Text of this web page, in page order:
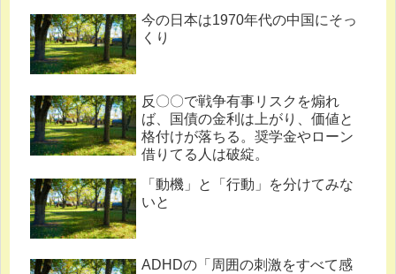
今の日本は1970年代の中国にそっ
くり
反〇〇で戦争有事リスクを煽れ
ば、国債の金利は上がり、価値と
格付けが落ちる。奨学金やローン
借りてる人は破綻。
「動機」と「行動」を分けてみな
いと
ADHDの「周囲の刺激をすべて感